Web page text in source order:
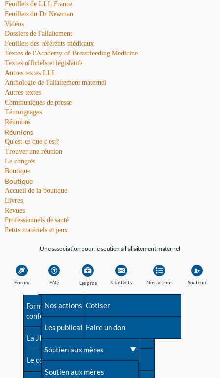
Feuillets de LLL France
Feuillets du Dr Newman
Vidéos
Dossiers de l'allaitement
Feuillets des référents médicaux
Textes de l'Academy of Breastfeeding Medicine
Textes officiels et législatifs
Autres textes LLL
Anthologie de l'allaitement maternel
Autres textes
Communiqués de presse
Témoignages
Réunions
Réunions
Qu'est-ce que c'est?
Trouver une réunion
Le congrès
Boutique
Boutique
Accueil de la boutique
Livres
Revues
Professionnels de santé
Petits matériels et jeux
Une association pour le soutien à l’allaitement maternel
Forum FAQ
Avant la naissance
Les débuts
Une difficulté d'allaitement ?
Cas particuliers
Les pros
Formations et
conférences
La JIA
Le congrès
Contacts
Besoin d'aide?
Répertoire de tous les
contacts
Contact presse
Nos actions
Nos actions
Les publications
Soutien aux mères
Soutien aux mères
Soutenir
Cotiser
Faire un don